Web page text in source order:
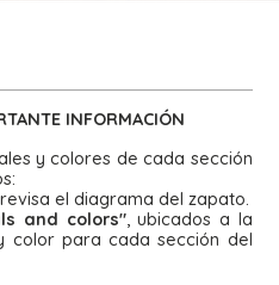
INFORMACIÓN
y colores de cada sección
el diagrama del zapato.
and colors", ubicados a la
color para cada sección del